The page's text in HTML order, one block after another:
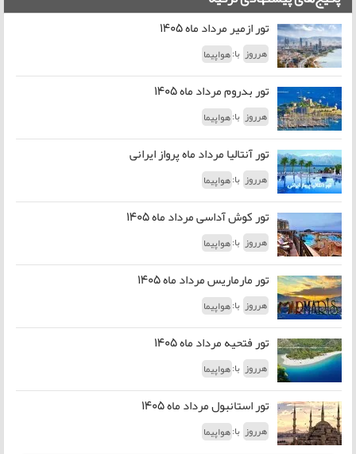
تور ازمیر مرداد ماه 1405
هرروز با:هواپیما
تور بدروم مرداد ماه 1405
هرروز با:هواپیما
تور آنتالیا مرداد ماه پرواز ایرانی
هرروز با:هواپیما
تور کوش آداسی مرداد ماه 1405
هرروز با:هواپیما
تور مارماریس مرداد ماه 1405
هرروز با:هواپیما
تور فتحیه مرداد ماه 1405
هرروز با:هواپیما
تور استانبول مرداد ماه 1405
هرروز با:هواپیما